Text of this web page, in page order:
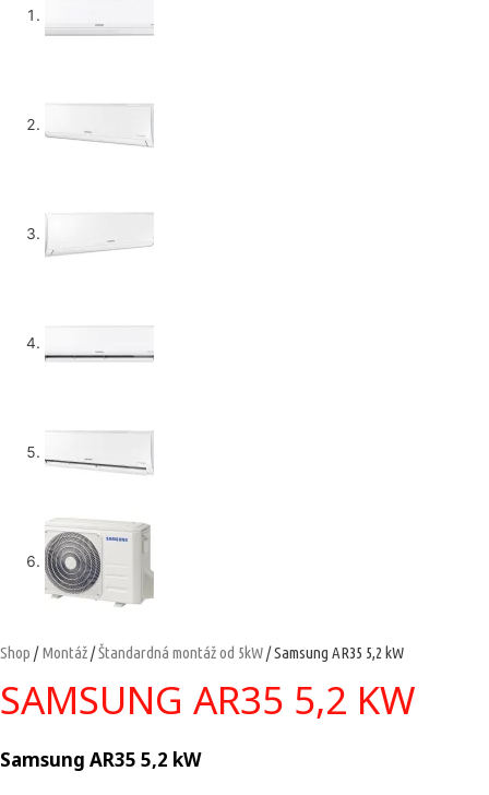
Shop /Montáž/Štandardná montáž od 5kW/ Samsung AR35 5,2 kW
SAMSUNG AR35 5,2 KW
Samsung AR35 5,2 kW